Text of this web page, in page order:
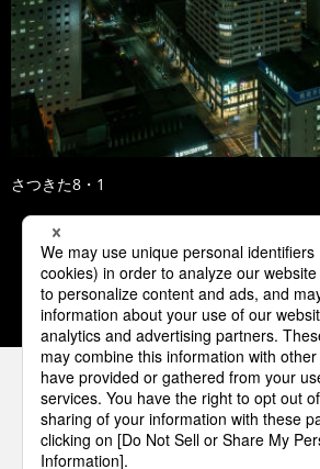
さつきた8・1
1 2 3 4
パナソニックの電気設備 SNS